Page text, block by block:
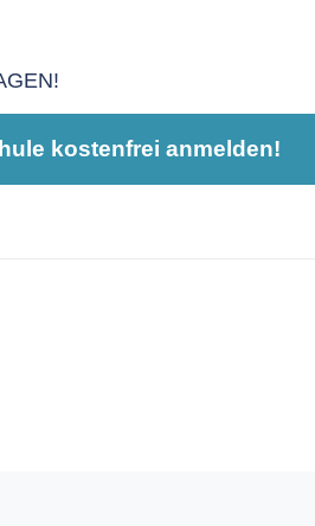
kostenfrei anmelden!